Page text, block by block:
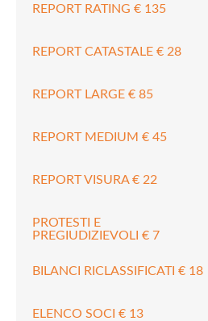
REPORT RATING € 135
REPORT CATASTALE € 28
REPORT LARGE € 85
REPORT MEDIUM € 45
REPORT VISURA € 22
PROTESTI E
PREGIUDIZIEVOLI € 7
BILANCI RICLASSIFICATI € 18
ELENCO SOCI € 13